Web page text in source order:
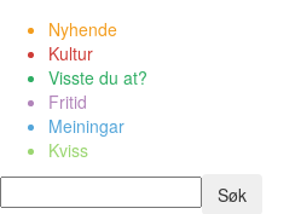
Nyhende
Kultur
Visste du at?
Fritid
Meiningar
Kviss